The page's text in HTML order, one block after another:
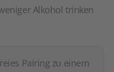
Alkohol trinken
Pairing zu einem